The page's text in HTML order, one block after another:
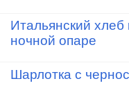
Итальянский хлеб
ночной опаре
Шарлотка с